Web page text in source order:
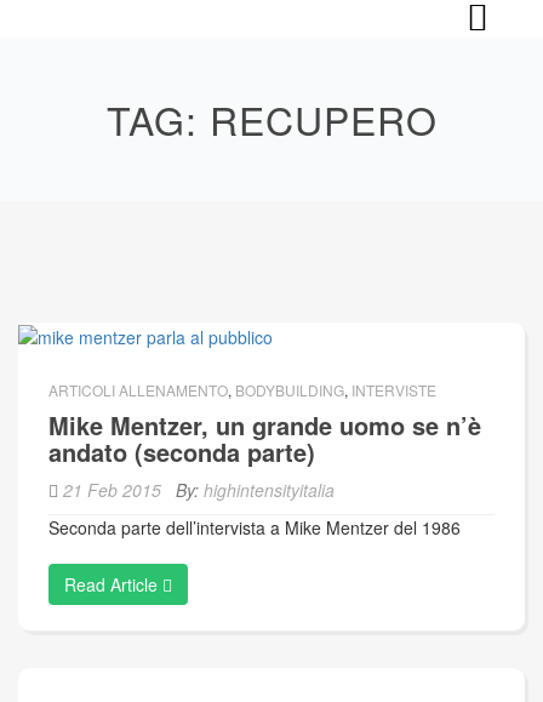
TAG: RECUPERO
ARTICOLI ALLENAMENTO, BODYBUILDING, INTERVISTE
Mike Mentzer, un grande uomo se n’è
andato (seconda parte)
21 Feb 2015 By: highintensityitalia
Seconda parte dell’intervista a Mike Mentzer del 1986
Read Article